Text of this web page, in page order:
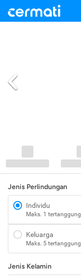
Jenis Perlindungan
Individu
Maks. 1 tertanggung
Keluarga
Maks. 5 tertanggung
Jenis Kelamin